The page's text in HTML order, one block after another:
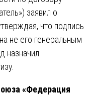
заявил о
что подпись
не его генеральным
назначил
«Федерация